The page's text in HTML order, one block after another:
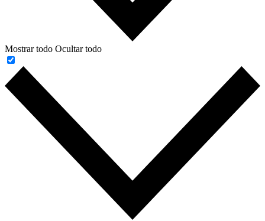
Mostrar todo Ocultar todo